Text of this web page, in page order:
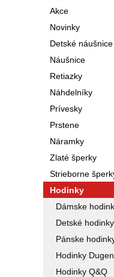
Akce
Novinky
Detské náušnice
Náušnice
Retiazky
Náhdelníky
Prívesky
Prstene
Náramky
Zlaté šperky
Strieborne
Hodinky
Dámske
Detské hodinky
Pánske
Hodinky
Hodinky Q&Q